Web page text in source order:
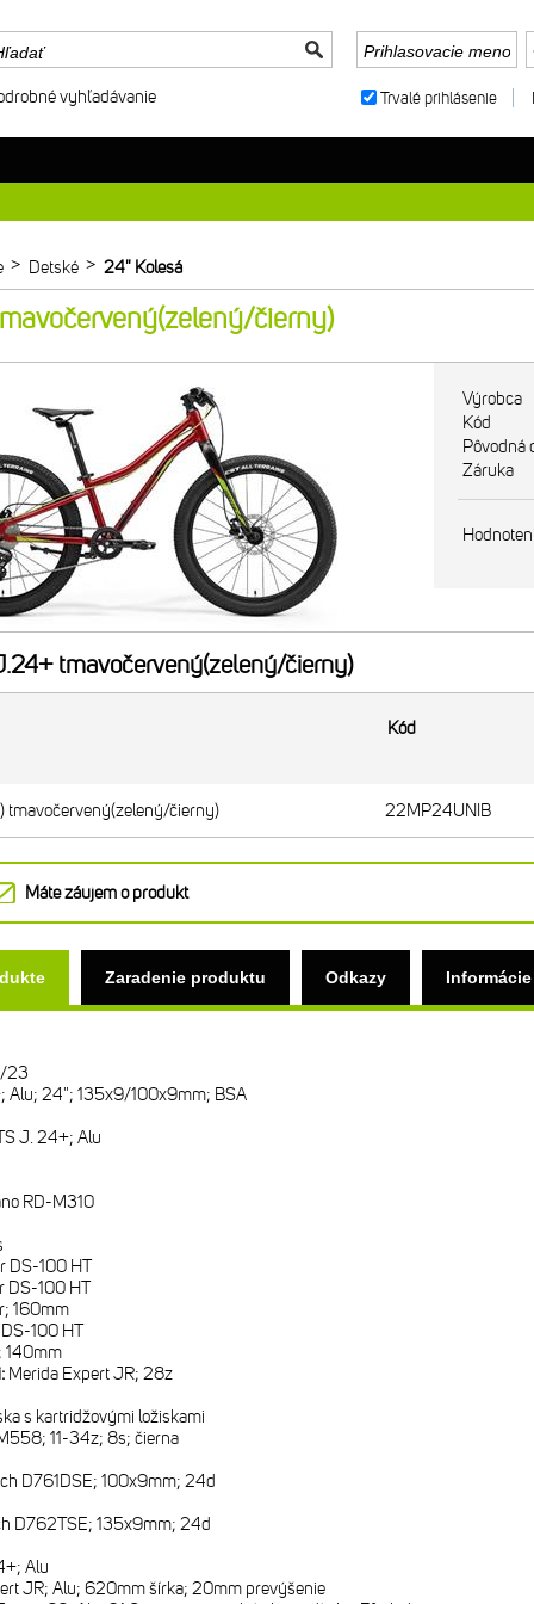
> Detské > 24" Kolesá
čierny)
Výrobca
Kód
Pôvodná
Záruka
tmavočervený(zelený/čierny)
Kód
tmavočervený(zelený/čierny) 22MP24UNIB
Máte záujem o produkt
Zaradenie produktu Odkazy
23
Alu; 24"; 135x9/100x9mm; BSA
J. 24+; Alu
RD-M310
DS-100 HT
DS-100 HT
160mm
100 HT
140mm
Merida Expert JR; 28z
s kartridžovými ložiskami
11-34z; 8s; čierna
D761DSE; 100x9mm; 24d
D762TSE; 135x9mm; 24d
Alu
JR; Alu; 620mm šírka; 20mm prevýšenie
vyhľadávanie Trvalé prihlásenie